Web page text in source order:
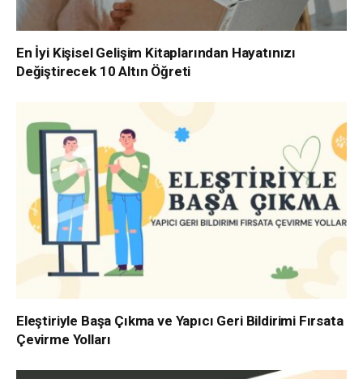
En İyi Kişisel Gelişim Kitaplarından Hayatınızı
Değiştirecek 10 Altın Öğreti
Eleştiriyle Başa Çıkma ve Yapıcı Geri Bildirimi Fırsata
Çevirme Yolları